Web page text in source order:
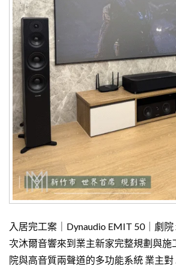
入居完工案｜Dynaudio EMIT 50｜劇
次沐爾音響來到業主新家完整規劃與施
院與高音質兩聲道的多功能系統 業主對